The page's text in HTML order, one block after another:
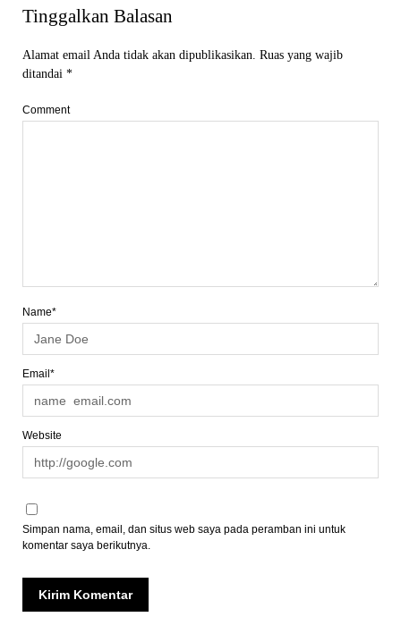
Tinggalkan Balasan
Alamat email Anda tidak akan dipublikasikan. Ruas yang wajib
ditandai *
Comment
Name*
Email*
Website
Simpan nama, email, dan situs web saya pada peramban ini untuk
komentar saya berikutnya.